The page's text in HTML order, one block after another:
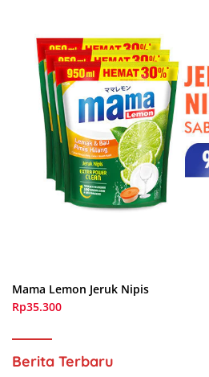
Mama Lemon Jeruk Nipis
Rp35.300
Berita Terbaru